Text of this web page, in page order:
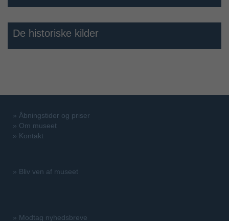
De historiske kilder
» Åbningstider og priser
» Om museet
» Kontakt
» Bliv ven af museet
» Modtag nyhedsbreve